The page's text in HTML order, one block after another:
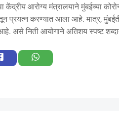
आरोग्य मंत्रालयाने मुंबईच्या
प्रयत्न करण्यात आला आहे. मात्र,
असे निती आयोगाने अतिशय स्पष्ट